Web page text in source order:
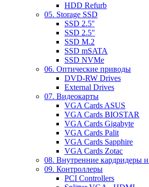
HDD Refurb
05. Storage SSD
SSD 2.5''
SSD 2.5"
SSD M.2
SSD mSATA
SSD NVMe
06. Оптические приводы
DVD-RW Drives
External Drives
07. Видеокарты
VGA Cards ASUS
VGA Cards BIOSTAR
VGA Cards Gigabyte
VGA Cards Palit
VGA Cards Sapphire
VGA Cards Zotac
08. Внутренние кардридеры
09. Контроллеры
PCI Controllers